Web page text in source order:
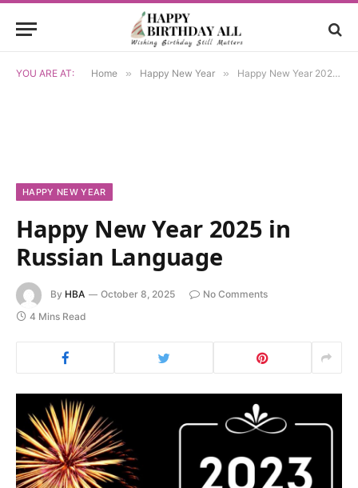
YOU ARE AT: Home » Happy New Year » Happy New Year 2025 in Russian Language
HAPPY NEW YEAR
Happy New Year 2025 in
Russian Language
By HBA October 8, 2025
No Comments
4 Mins Read